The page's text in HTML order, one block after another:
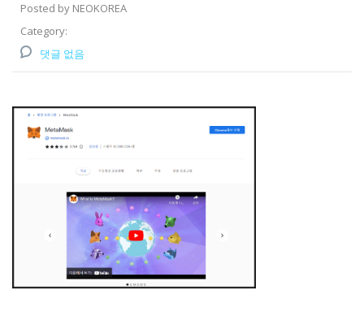
Posted by NEOKOREA
Category:
댓글 없음